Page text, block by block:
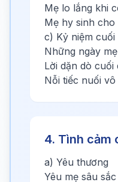
Mẹ lo lắng khi
Mẹ hy sinh
c) Kỷ niệm cuối
Những ngày
Lời dặn dò cuối
Nỗi tiếc nuối vô
4. Tình cảm
a) Yêu thương
Yêu mẹ sâu sắc